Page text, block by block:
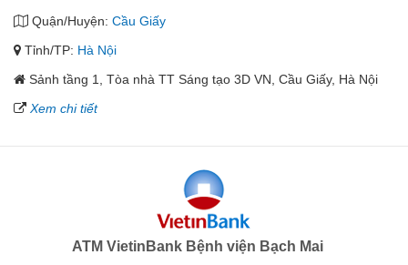
Quận/Huyện: Cầu Giấy
Tỉnh/TP: Hà Nội
Sảnh tầng 1, Tòa nhà TT Sáng tạo 3D VN, Cầu Giấy, Hà Nội
Xem chi tiết
ATM VietinBank Bệnh viện Bạch Mai